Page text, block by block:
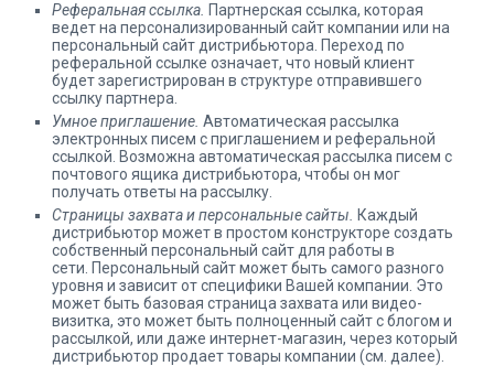
Реферальная ссылка. Партнерская ссылка, которая
ведет на персонализированный сайт компании или на
персональный сайт дистрибьютора. Переход по
реферальной ссылке означает, что новый клиент
будет зарегистрирован в структуре отправившего
ссылку партнера.
Умное приглашение. Автоматическая рассылка
электронных писем с приглашением и реферальной
ссылкой. Возможна автоматическая рассылка писем с
почтового ящика дистрибьютора, чтобы он мог
получать ответы на рассылку.
Страницы захвата и персональные сайты.
Каждый
дистрибьютор может в простом конструкторе создать
собственный персональный сайт для работы в
сети. Персональный сайт может быть самого разного
уровня и зависит от специфики Вашей компании. Это
может быть базовая страница захвата или видео-
визитка, это может быть полноценный сайт с блогом и
рассылкой, или даже интернет-магазин, через который
дистрибьютор продает товары компании (см. далее).